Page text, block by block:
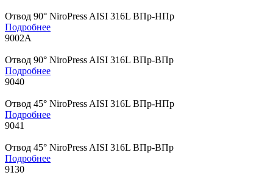
Отвод 90° NiroPress AISI 316L ВПр-НПр
Подробнее
9002A
Отвод 90° NiroPress AISI 316L ВПр-ВПр
Подробнее
9040
Отвод 45° NiroPress AISI 316L ВПр-НПр
Подробнее
9041
Отвод 45° NiroPress AISI 316L ВПр-ВПр
Подробнее
9130